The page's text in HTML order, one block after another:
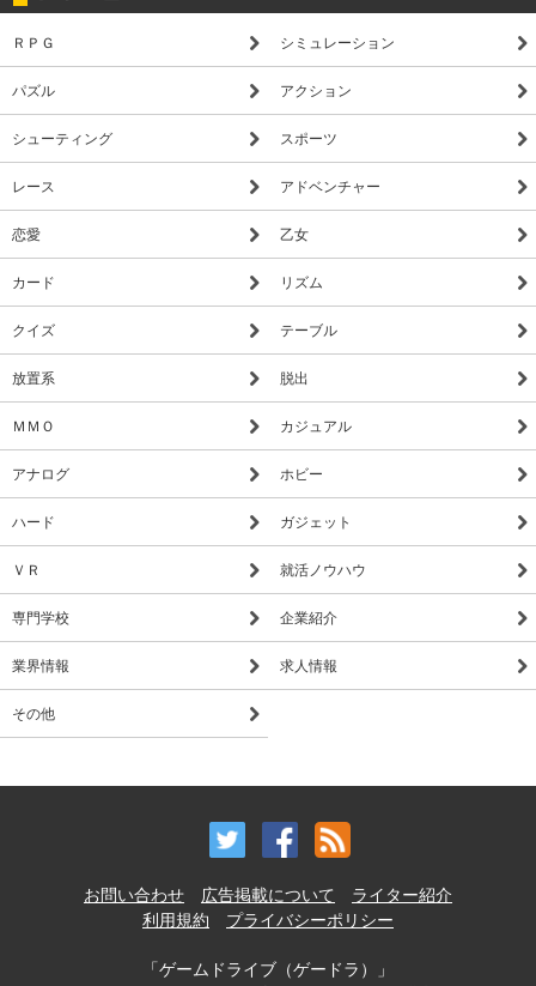
ＲＰＧ シミュレーション
パズル アクション
シューティング スポーツ
レース アドベンチャー
恋愛 乙女
カード リズム
クイズ テーブル
放置系 脱出
ＭＭＯ カジュアル
アナログ ホビー
ハード ガジェット
ＶＲ 就活ノウハウ
専門学校 企業紹介
業界情報 求人情報
その他
お問い合わせ 広告掲載について
ライター紹介
利用規約
プライバシーポリシー
「ゲームドライブ（ゲードラ）」